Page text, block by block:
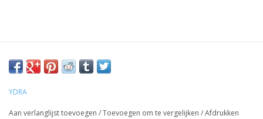
YDRA
Aan verlanglijst toevoegen /Toevoegen om te vergelijken /Afdrukken